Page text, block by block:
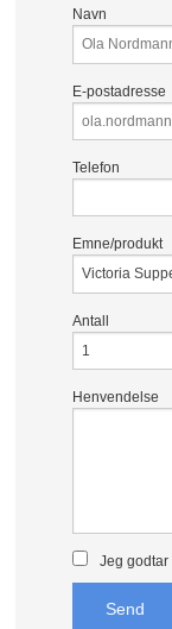
Navn
E-postadresse
Telefon
Emne/produkt
Antall
Henvendelse
Jeg godtar
Send